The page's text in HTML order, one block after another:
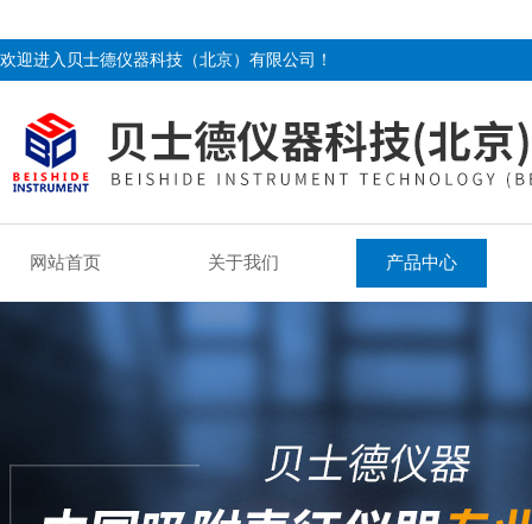
欢迎进入贝士德仪器科技（北京）有限公司！
网站首页 关于我们 产品中心